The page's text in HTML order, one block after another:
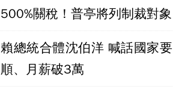
500%關稅！普亭將列制裁對象
賴總統合體沈伯洋 喊話國家要
順、月薪破3萬